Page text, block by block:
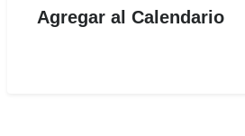
Agregar al Calendario